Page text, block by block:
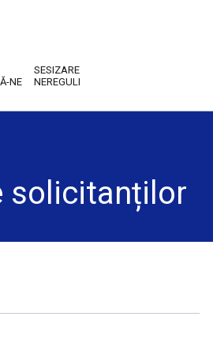
NE
SESIZARE
NEREGULI
solicitanților